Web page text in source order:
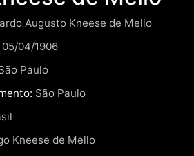
Augusto Kneese de Mello
05/04/1906
Paulo
São Paulo
Kneese de Mello